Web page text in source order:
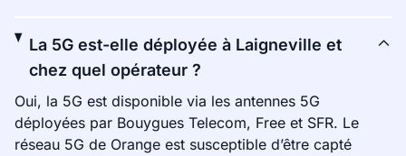
La 5G est-elle déployée à Laigneville et
chez quel opérateur ?
Oui, la 5G est disponible via les antennes 5G
déployées par Bouygues Telecom, Free et SFR. Le
réseau 5G de Orange est susceptible d’être capté